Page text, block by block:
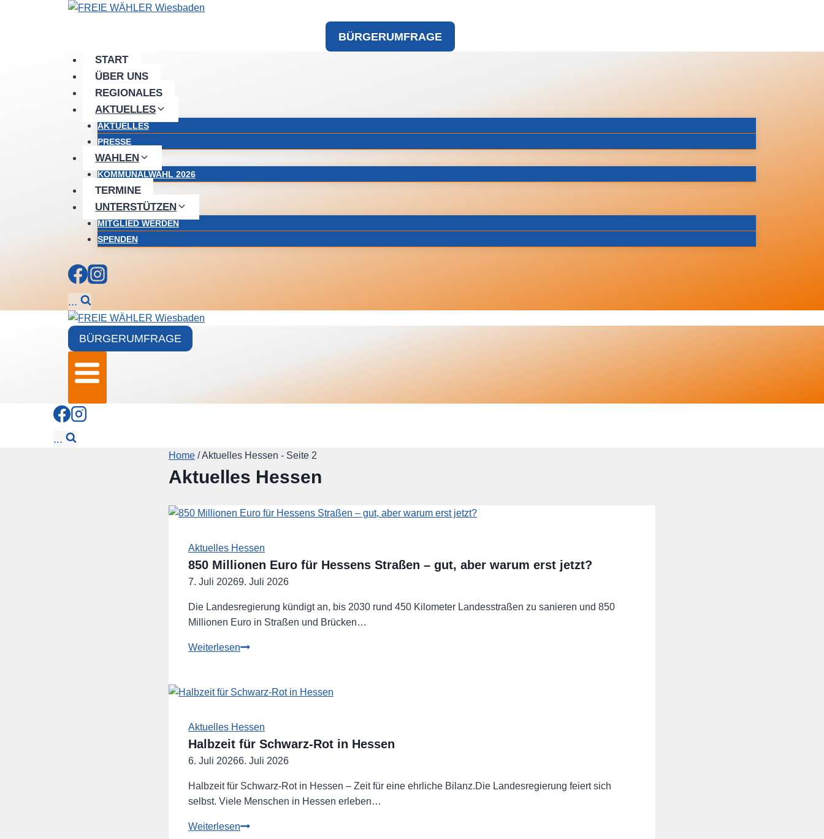
BÜRGERUMFRAGE
START
ÜBER UNS
REGIONALES
AKTUELLES
AKTUELLES
PRESSE
WAHLEN
KOMMUNALWAHL 2026
TERMINE
UNTERSTÜTZEN
MITGLIED WERDEN
SPENDEN
...
BÜRGERUMFRAGE
...
Home /Aktuelles Hessen - Seite 2
Aktuelles Hessen
Aktuelles Hessen
850 Millionen Euro für Hessens Straßen – gut, aber warum erst jetzt?
7. Juli 20269. Juli 2026
Die Landesregierung kündigt an, bis 2030 rund 450 Kilometer Landesstraßen zu sanieren und 850
Millionen Euro in Straßen und Brücken…
Weiterlesen850
für
Straßen
–
warum
erst
Aktuelles Hessen
Halbzeit für Schwarz-Rot in Hessen
6. Juli 20266. Juli 2026
Halbzeit für Schwarz-Rot in Hessen – Zeit für eine ehrliche Bilanz.Die Landesregierung feiert sich
selbst. Viele Menschen in Hessen erleben…
WeiterlesenHalbzeit